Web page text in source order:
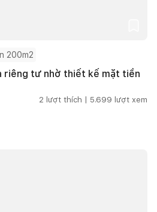
200m2
riêng tư nhờ thiết kế mặt tiền
2 lượt thích | 5.699 lượt xem